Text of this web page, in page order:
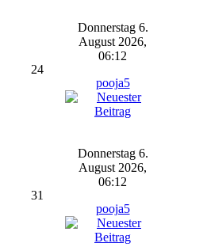
24
Donnerstag 6.
August 2026,
06:12
pooja5
31
Donnerstag 6.
August 2026,
06:12
pooja5